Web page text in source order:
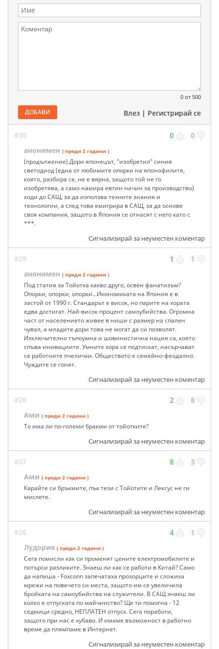
0 от 500
ДОБАВИ Влез | Регистрирай се
#30 0 0
анонимен ( преди 2 години )
(продължение) Дори японецът, "изобретил" синия
светодиод (една от любимите опорки на японофилите,
която, разбира се, не е вярна, защото той не го
изобретява, а само намира евтин начин за производство)
ходи до САЩ, за да използва техните знания и
технологии, а след това емигрира в САЩ, за да основе
своя компания, защото в Япония се отнасят с него като с
***.
Сигнализирай за неуместен коментар
#29 1 1
анонимен ( преди 2 години )
Под статия за Тойотка какво друго, освен фанатизъм?
Опорки, опорки, опорки...Икономиката на Япония е в
застой от 1990 г. Стандарът е висок, но парите на хората
едва достигат. Най-висок процент самоубийства. Огромна
част от населението живее в ниши с размер на спален
чувал, а младите дори това не могат да си позволят.
Изключително тъпоумна и шовинистична нация са, което
спъва инивациите. Умните хора се подтискат, насърчават
се работните пчелички. Обществото е семейно-феодално.
Чуждите се гонят.
Сигнализирай за неуместен коментар
#28 2 8
Ами ( преди 2 години )
То има ли по-големи брaкми от тойотките?
Сигнализирай за неуместен коментар
#27 8 3
Ами ( преди 2 години )
Карайте си бръкмите, пък тези с Тойотите и Лексус не ги
мислете.
Сигнализирай за неуместен коментар
#26 4 1
Лудория ( преди 2 години )
Сега помисли как си променят цените електромобилите и
потърси разликите. Знаеш ли как се работи в Китай? Само
да напиша - Foxconn запечатаха прозорците и сложиха
мрежи на повечето си места, защото им се увеличила
бройката на самоубийства на служители. В САЩ знаеш ли
колко е отпуската по майчинство? Ще ти помогна - 12
седмици средно, НЕПЛАТЕН отпуск. Сега поработи,
защото при нас е хубаво. И имаме възможност в работно
време да плямпаме в Интернет.
Сигнализирай за неуместен коментар